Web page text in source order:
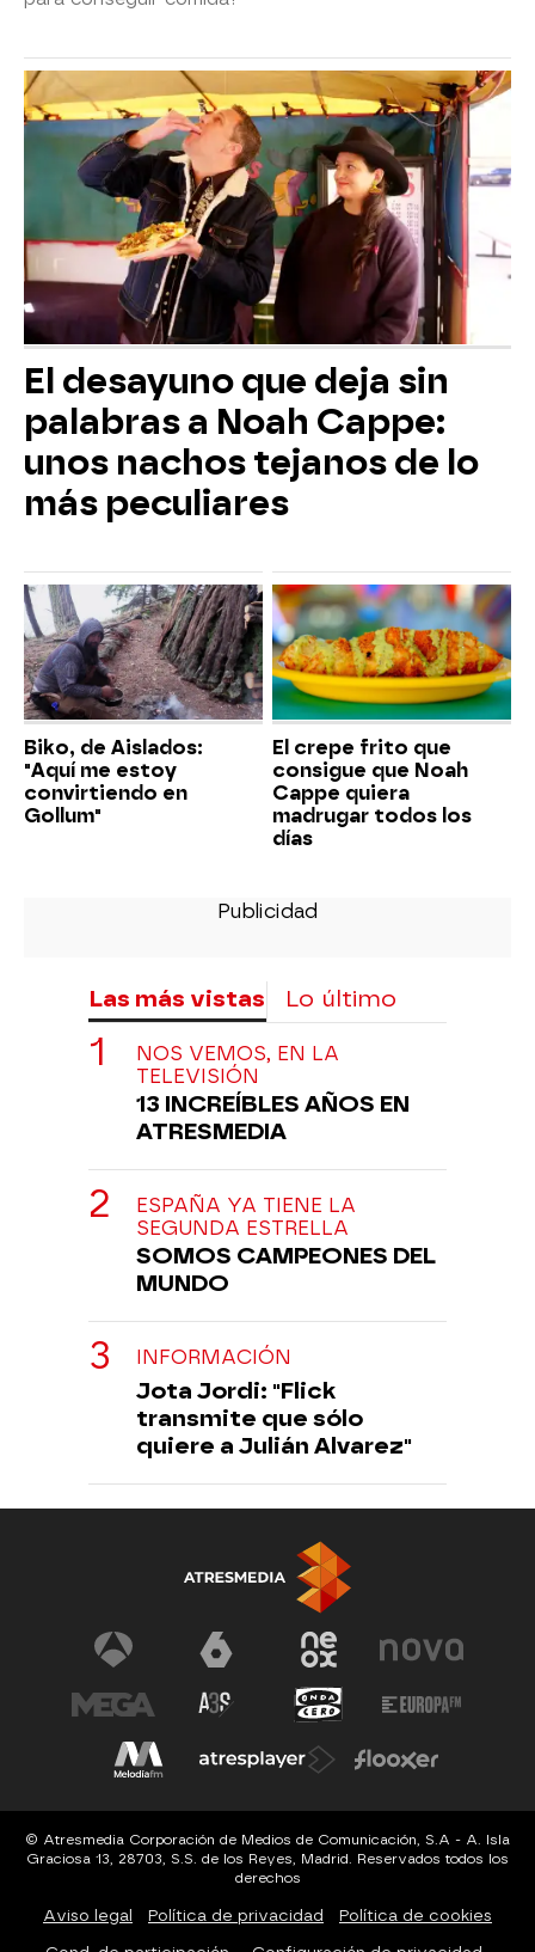
El desayuno que deja sin
palabras a Noah Cappe:
unos nachos tejanos de lo
más peculiares
Biko, de Aislados:
"Aquí me estoy
convirtiendo en
Gollum"
El crepe frito que
consigue que Noah
Cappe quiera
madrugar todos los
días
Las más vistas Lo último
NOS VEMOS, EN LA
TELEVISIÓN
13 INCREÍBLES AÑOS EN
ATRESMEDIA
ESPAÑA YA TIENE LA
SEGUNDA ESTRELLA
SOMOS CAMPEONES DEL
MUNDO
INFORMACIÓN
Jota Jordi: "Flick
transmite que sólo
quiere a Julián Alvarez"
© Atresmedia Corporación de Medios de Comunicación, S.A - A. Isla
Graciosa 13, 28703, S.S. de los Reyes, Madrid. Reservados todos los
derechos
Aviso legal Política de privacidad Política de cookies